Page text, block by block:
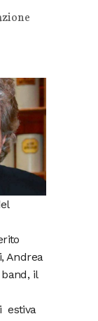
Andrea
il
estiva